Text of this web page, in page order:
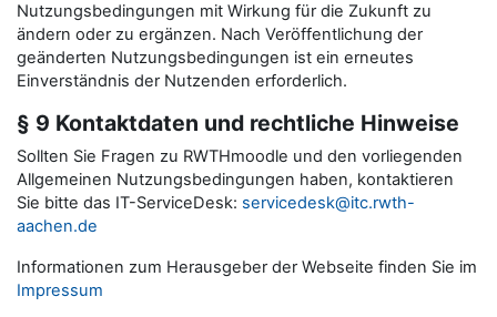
Nutzungsbedingungen mit Wirkung für die Zukunft zu
ändern oder zu ergänzen. Nach Veröffentlichung der
geänderten Nutzungsbedingungen ist ein erneutes
Einverständnis der Nutzenden erforderlich.
§ 9 Kontaktdaten und rechtliche Hinweise
Sollten Sie Fragen zu RWTHmoodle und den vorliegenden
Allgemeinen Nutzungsbedingungen haben, kontaktieren
Sie bitte das IT-ServiceDesk: servicedesk@itc.rwth-
aachen.de
Informationen zum Herausgeber der Webseite finden Sie im
Impressum